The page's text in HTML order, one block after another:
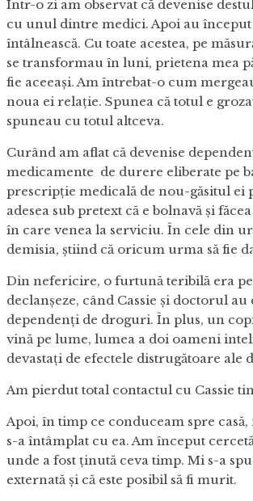
Într-o zi am observat că devenise
cu unul dintre medici. Apoi au început
întâlnească. Cu toate acestea, pe
se transformau în luni, prietena mea
fie aceeași. Am întrebat-o cum
noua ei relație. Spunea că totul e
spuneau cu totul altceva.
Curând am aflat că devenise
medicamente de durere eliberate pe
prescripție medicală de nou-găsitul ei
adesea sub pretext că e bolnavă și
în care venea la serviciu. În cele din
demisia, știind că oricum urma să fie
Din nefericire, o furtună teribilă era pe
declanșeze, când Cassie și doctorul
dependenți de droguri. În plus, un
vină pe lume, lumea a doi oameni
devastați de efectele distrugătoare ale
Am pierdut total contactul cu Cassie
Apoi, în timp ce conduceam spre
s-a întâmplat cu ea. Am început
unde a fost ținută ceva timp. Mi s-a
externată și că este posibil să fi murit.